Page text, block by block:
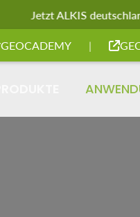
Jetzt ALKIS
GEOCADEMY |